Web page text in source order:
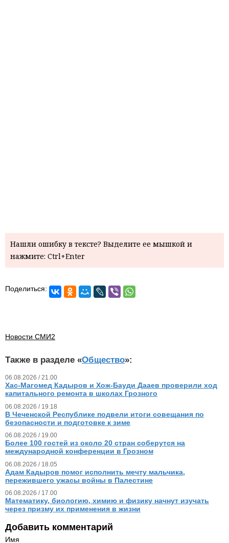
Нашли ошибку в тексте? Выделите ее мышкой и
нажмите: Ctrl+Enter
Поделиться:
Новости СМИ2
Также в разделе «Общество»:
06.08.2026 / 21.00
Хас-Магомед Кадыров и Хож-Бауди Дааев проверили ход
капитального ремонта в школах Грозного
06.08.2026 / 19.18
В Чеченской Республике подвели итоги совещания по
безопасности и подготовке к зиме
06.08.2026 / 19.00
Более 100 гостей из около 20 стран соберутся на
международной конференции в Грозном
06.08.2026 / 18.05
Адам Кадыров помог исполнить мечту мальчика,
пережившего ужасы войны в Палестине
06.08.2026 / 17.00
Математику, биологию, химию и физику начнут изучать
через призму их применения в жизни
Добавить комментарий
Имя